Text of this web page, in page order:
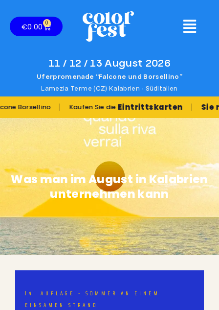
€0.00 0
11 / 12 / 13 August 2026
Uferpromenade “Falcone und Borsellino”
Lamezia Terme (CZ) Kalabrien - Süditalien
| Kaufen Sie dieEintrittskarten | Sie
Was man im August in Kalabrien
unternehmen kann
14. AUFLAGE - SOMMER AN EINEM
EINSAMEN STRAND